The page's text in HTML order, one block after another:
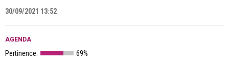
30/09/2021 13:52
AGENDA
Pertinence: 69%